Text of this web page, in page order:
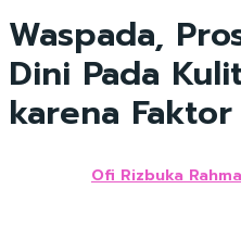
Waspada,
Dini Pada
karena
Ofi Rizbuka